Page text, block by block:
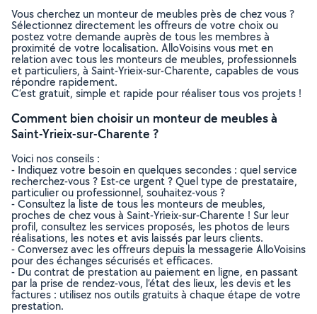
Vous cherchez un monteur de meubles près de chez vous ?
Sélectionnez directement les offreurs de votre choix ou
postez votre demande auprès de tous les membres à
proximité de votre localisation. AlloVoisins vous met en
relation avec tous les monteurs de meubles, professionnels
et particuliers, à Saint-Yrieix-sur-Charente, capables de vous
répondre rapidement.
C’est gratuit, simple et rapide pour réaliser tous vos projets !
Comment bien choisir un monteur de meubles à
Saint-Yrieix-sur-Charente ?
Voici nos conseils :
- Indiquez votre besoin en quelques secondes : quel service
recherchez-vous ? Est-ce urgent ? Quel type de prestataire,
particulier ou professionnel, souhaitez-vous ?
- Consultez la liste de tous les monteurs de meubles,
proches de chez vous à Saint-Yrieix-sur-Charente ! Sur leur
profil, consultez les services proposés, les photos de leurs
réalisations, les notes et avis laissés par leurs clients.
- Conversez avec les offreurs depuis la messagerie AlloVoisins
pour des échanges sécurisés et efficaces.
- Du contrat de prestation au paiement en ligne, en passant
par la prise de rendez-vous, l’état des lieux, les devis et les
factures : utilisez nos outils gratuits à chaque étape de votre
prestation.